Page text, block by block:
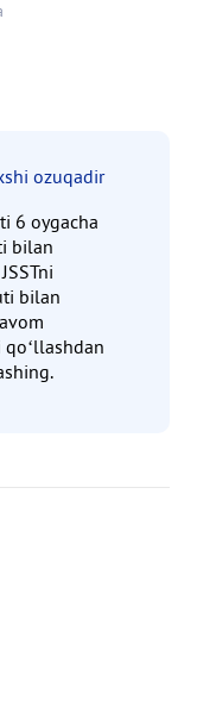
ozuqadir
6 oygacha
bilan
bilan